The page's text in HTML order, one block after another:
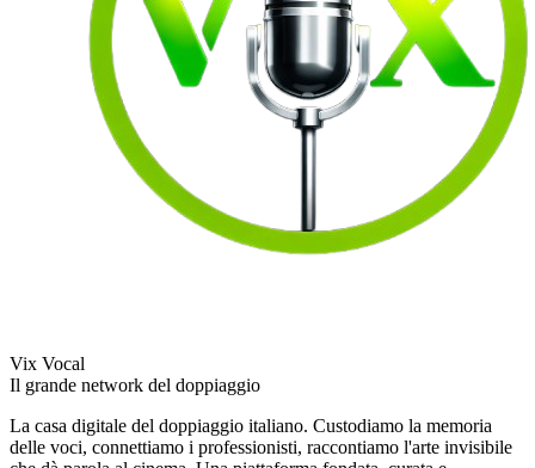
Vix Vocal
Il grande network del doppiaggio
La casa digitale del doppiaggio italiano. Custodiamo la memoria
delle voci, connettiamo i professionisti, raccontiamo l'arte invisibile